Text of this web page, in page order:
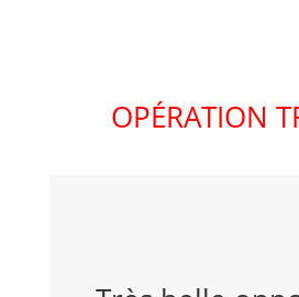
OPÉRATION